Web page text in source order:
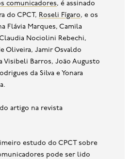
comunicadores, é assinado
do CPCT, Roseli Fígaro, e os
Flávia Marques, Camila
Nociolini Rebechi,
Oliveira, Jamir Osvaldo
Visibeli Barros, João Augusto
da Silva e Yonara
artigo na revista
estudo do CPCT sobre
pode ser lido